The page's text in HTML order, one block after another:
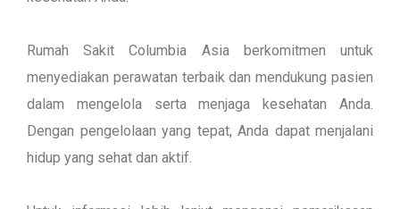
Rumah Sakit Columbia Asia berkomitmen untuk
menyediakan perawatan terbaik dan mendukung pasien
dalam mengelola serta menjaga kesehatan Anda.
Dengan pengelolaan yang tepat, Anda dapat menjalani
hidup yang sehat dan aktif.